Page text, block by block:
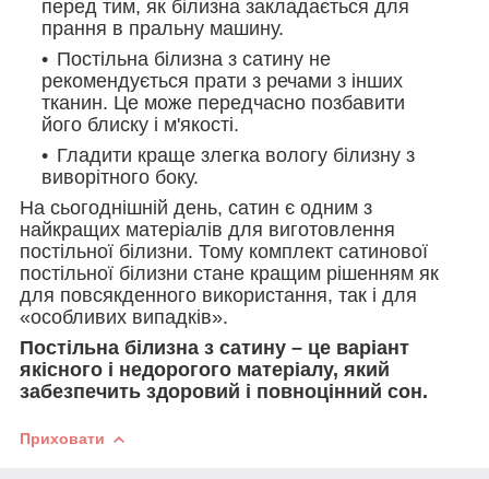
перед тим, як білизна закладається для
прання в пральну машину.
Постільна білизна з сатину не
рекомендується прати з речами з інших
тканин. Це може передчасно позбавити
його блиску і м'якості.
Гладити краще злегка вологу білизну з
виворітного боку.
На сьогоднішній день, сатин є одним з
найкращих матеріалів для виготовлення
постільної білизни. Тому комплект сатинової
постільної білизни стане кращим рішенням як
для повсякденного використання, так і для
«особливих випадків».
Постільна білизна з сатину – це варіант
якісного і недорогого матеріалу, який
забезпечить здоровий і повноцінний сон.
Приховати